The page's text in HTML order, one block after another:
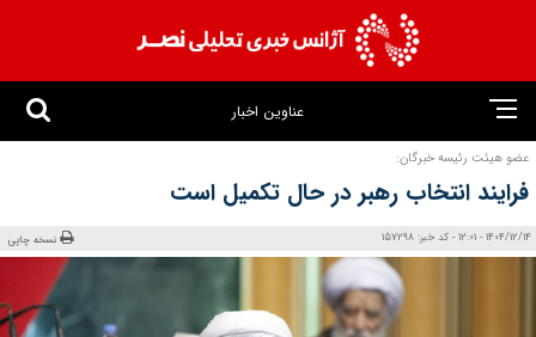
عناوین اخبار
عضو هیئت رئیسه خبرگان:
فرایند انتخاب رهبر در حال تکمیل است
1404/12/14 - 12:01 - کد خبر: 157298 نسخه چاپی